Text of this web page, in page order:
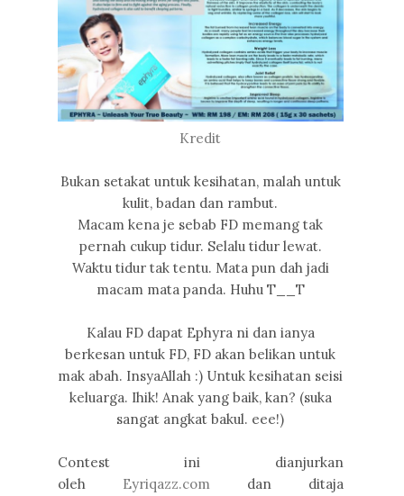
Kredit
Bukan setakat untuk kesihatan, malah untuk
kulit, badan dan rambut.
Macam kena je sebab FD memang tak
pernah cukup tidur. Selalu tidur lewat.
Waktu tidur tak tentu. Mata pun dah jadi
macam mata panda. Huhu T__T
Kalau FD dapat Ephyra ni dan ianya
berkesan untuk FD, FD akan belikan untuk
mak abah. InsyaAllah :) Untuk kesihatan seisi
keluarga. Ihik! Anak yang baik, kan? (suka
sangat angkat bakul. eee!)
Contest ini dianjurkan
oleh Eyriqazz.comdan ditaja